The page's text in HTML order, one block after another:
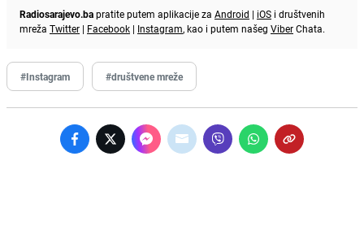
Radiosarajevo.bapratite putem aplikacije za Android | iOS i društvenih
mreža Twitter | Facebook | Instagram, kao i putem našeg ViberChata.
#Instagram #društvene mreže